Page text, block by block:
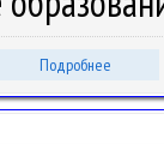
Подробнее